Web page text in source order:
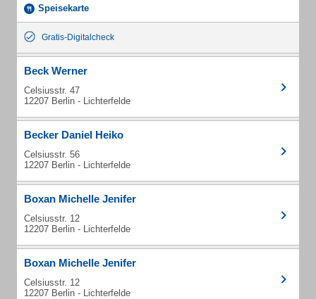
Speisekarte
Gratis-Digitalcheck
Beck Werner
Celsiusstr. 47
12207 Berlin - Lichterfelde
Becker Daniel Heiko
Celsiusstr. 56
12207 Berlin - Lichterfelde
Boxan Michelle Jenifer
Celsiusstr. 12
12207 Berlin - Lichterfelde
Boxan Michelle Jenifer
Celsiusstr. 12
12207 Berlin - Lichterfelde